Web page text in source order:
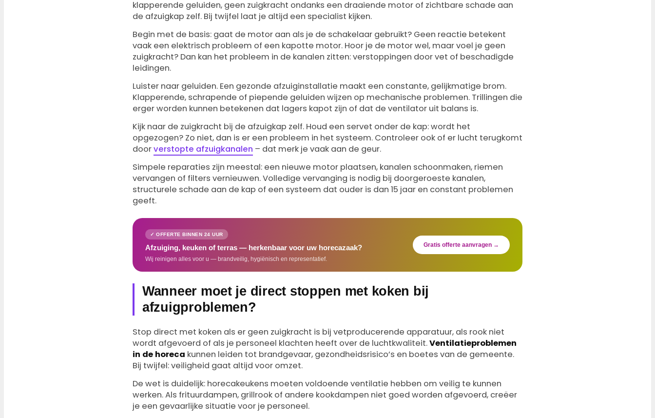
klapperende geluiden, geen zuigkracht ondanks een draaiende motor of zichtbare schade aan
de afzuigkap zelf. Bij twijfel laat je altijd een specialist kijken.
Begin met de basis: gaat de motor aan als je de schakelaar gebruikt? Geen reactie betekent
vaak een elektrisch probleem of een kapotte motor. Hoor je de motor wel, maar voel je geen
zuigkracht? Dan kan het probleem in de kanalen zitten: verstoppingen door vet of beschadigde
leidingen.
Luister naar geluiden. Een gezonde afzuiginstallatie maakt een constante, gelijkmatige brom.
Klapperende, schrapende of piepende geluiden wijzen op mechanische problemen. Trillingen die
erger worden kunnen betekenen dat lagers kapot zijn of dat de ventilator uit balans is.
Kijk naar de zuigkracht bij de afzuigkap zelf. Houd een servet onder de kap: wordt het
opgezogen? Zo niet, dan is er een probleem in het systeem. Controleer ook of er lucht terugkomt
doorverstopte afzuigkanalen – dat merk je vaak aan de geur.
Simpele reparaties zijn meestal: een nieuwe motor plaatsen, kanalen schoonmaken, riemen
vervangen of filters vernieuwen. Volledige vervanging is nodig bij doorgeroeste kanalen,
structurele schade aan de kap of een systeem dat ouder is dan 15 jaar en constant problemen
geeft.
✓ OFFERTE BINNEN 24 UUR
Afzuiging, keuken of terras — herkenbaar voor uw horecazaak?
Wij reinigen alles voor u — brandveilig, hygiënisch en representatief.
Gratis offerte aanvragen →
Wanneer moet je direct stoppen met koken bij
afzuigproblemen?
Stop direct met koken als er geen zuigkracht is bij vetproducerende apparatuur, als rook niet
wordt afgevoerd of als je personeel klachten heeft over de luchtkwaliteit.Ventilatieproblemen
in de horeca kunnen leiden tot brandgevaar, gezondheidsrisico’s en boetes van de gemeente.
Bij twijfel: veiligheid gaat altijd voor omzet.
De wet is duidelijk: horecakeukens moeten voldoende ventilatie hebben om veilig te kunnen
werken. Als frituurdampen, grillrook of andere kookdampen niet goed worden afgevoerd, creëer
je een gevaarlijke situatie voor je personeel.